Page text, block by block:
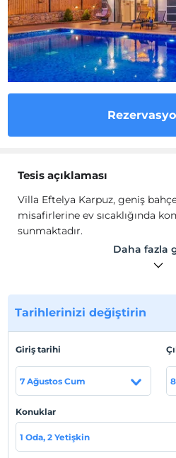
Tesis açıklaması
Villa Eftelya Karpuz, geniş
misafirlerine ev sıcaklığında
sunmaktadır.
Villalarda, oturma grubu, TV,
ve gereçleri bulunmaktadır.
Çavdır Kaş'ta konumlanmaktadır.
Sahil
Plaja 12 km mesafededir.
Daha fazla
Tarihlerinizi değiştirin
Giriş tarihi
7 Ağustos Cum
Konuklar
1 Oda, 2 Yetişkin